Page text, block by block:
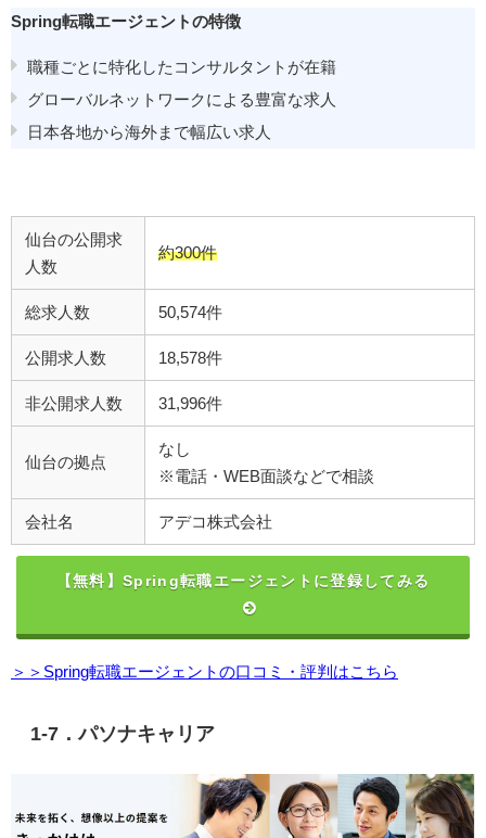
Spring転職エージェントの特徴
職種ごとに特化したコンサルタントが在籍
グローバルネットワークによる豊富な求人
日本各地から海外まで幅広い求人
仙台の公開求
人数
約300件
総求人数 50,574件
公開求人数 18,578件
非公開求人数 31,996件
仙台の拠点
なし
※電話・WEB面談などで相談
会社名 アデコ株式会社
【無料】Spring転職エージェントに登録してみる
＞＞Spring転職エージェントの口コミ・評判はこちら
1-7．パソナキャリア